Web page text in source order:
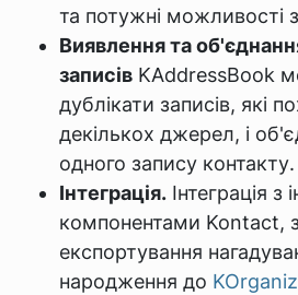
та потужні можливості
Виявлення та
записів KAddressBook
дублікати записів, які
декількох джерел, і
одного запису контакту.
Інтеграція. Інтеграція з
компонентами Kontact,
експортування
народження до